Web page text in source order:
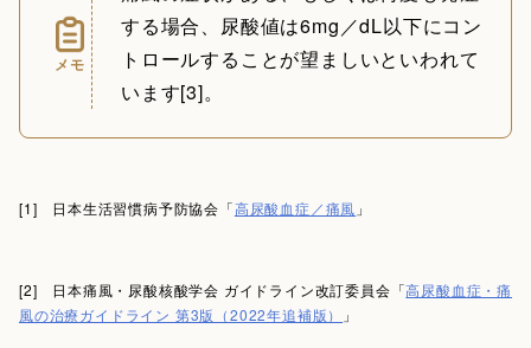
メモ
する場合、尿酸値は6mg／dL以下にコン
トロールすることが望ましいといわれて
います[3]。
[1] 日本生活習慣病予防協会「高尿酸血症／痛風 」
[2] 日本痛風・尿酸核酸学会 ガイドライン改訂委員会「高尿酸血症・痛
風の治療ガイドライン 第3版（2022年追補版）
」